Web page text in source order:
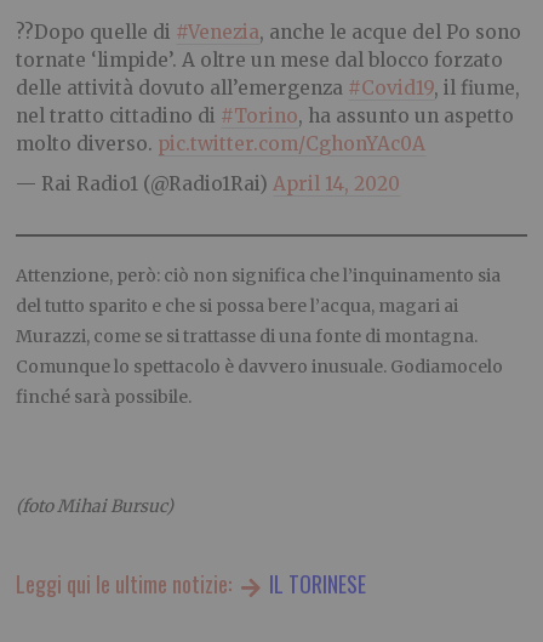
??Dopo quelle di #Venezia, anche le acque del Po sono
tornate ‘limpide’. A oltre un mese dal blocco forzato
delle attività dovuto all’emergenza #Covid19, il fiume,
nel tratto cittadino di #Torino, ha assunto un aspetto
molto diverso. pic.twitter.com/CghonYAc0A
— Rai Radio1 (@Radio1Rai)April 14, 2020
Attenzione, però: ciò non significa che l’inquinamento sia
del tutto sparito e che si possa bere l’acqua, magari ai
Murazzi, come se si trattasse di una fonte di montagna.
Comunque lo spettacolo è davvero inusuale. Godiamocelo
finché sarà possibile.
(foto Mihai Bursuc)
Leggi qui le ultime notizie: IL TORINESE